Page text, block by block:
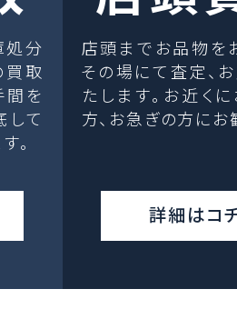
処分
取
間を
して
。
店頭までお品物を
その場にて査定、
たします。お近く
方、お急ぎの方にお
詳細はコ